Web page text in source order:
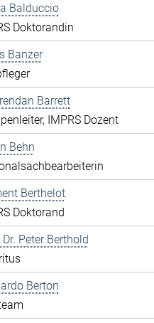
Balduccio
Doktorandin
Banzer
Barrett
IMPRS Dozent
Behn
Berthelot
Doktorand
Dr. Peter Berthold
Berton